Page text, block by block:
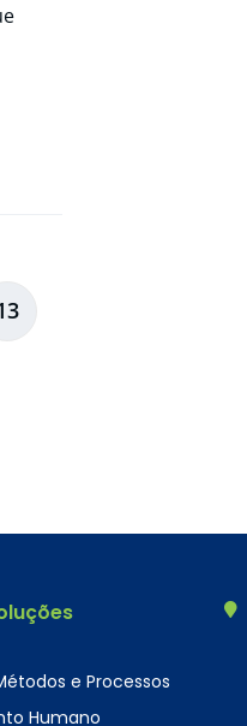
e Processos
Humano